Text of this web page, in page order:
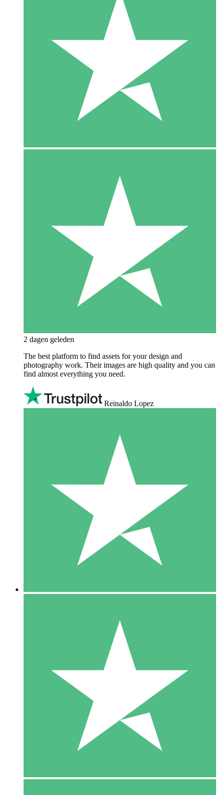
2 dagen geleden
The best platform to find assets for your design and
photography work. Their images are high quality and you can
find almost everything you need.
Reinaldo Lopez